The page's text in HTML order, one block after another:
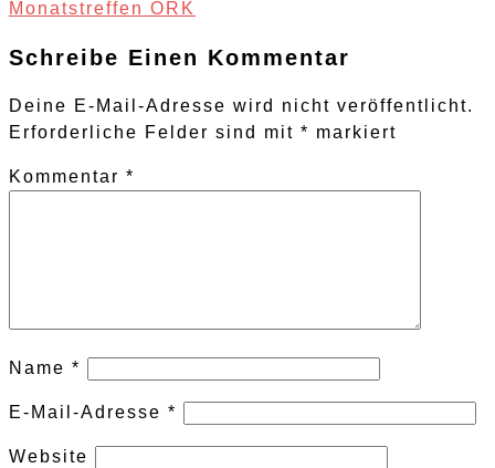
Monatstreffen ORK
Schreibe Einen Kommentar
Deine E-Mail-Adresse wird nicht veröffentlicht.
Erforderliche Felder sind mit * markiert
Kommentar *
Name *
E-Mail-Adresse *
Website